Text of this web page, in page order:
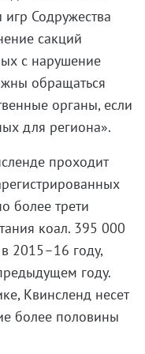
игр Содружества
сакций
с нарушение
обращаться
органы, если
для региона».
проходит
более трети
коал. 395 000
2015–16 году,
году.
Квинсленд несет
более половины